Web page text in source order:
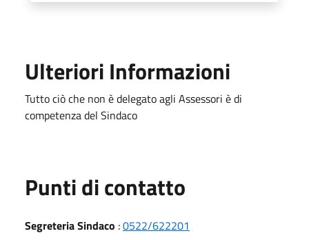
Ulteriori Informazioni
Tutto ciò che non è delegato agli Assessori è di
competenza del Sindaco
Punti di contatto
Segreteria Sindaco :0522/622201